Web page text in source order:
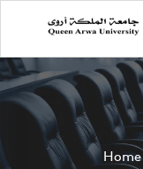
Home